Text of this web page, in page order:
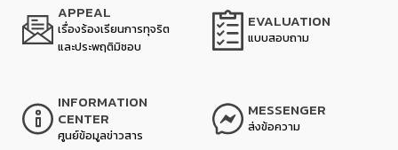
APPEAL
เรื่องร้องเรียนการทุจริต
และประพฤติมิชอบ
EVALUATION
แบบสอบถาม
INFORMATION
CENTER
ศูนย์ข้อมูลข่าวสาร
MESSENGER
ส่งข้อความ